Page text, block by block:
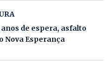
de espera, asfalto
Nova Esperança